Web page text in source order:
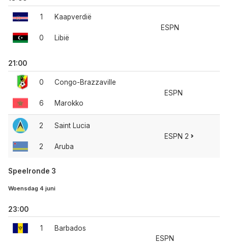
1
0
Kaapverdië
Libië
ESPN
21:00
0
6
Congo-Brazzaville
Marokko
ESPN
2
2
Saint Lucia
Aruba
ESPN 2
Speelronde 3
Woensdag 4 juni
23:00
1
Barbados
ESPN